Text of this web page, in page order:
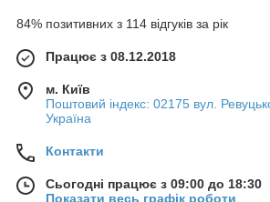
84% позитивних з 114 відгуків за рік
Працює з 08.12.2018
м. Київ
Поштовий індекс: 02175 вул.
Україна
Контакти
Сьогодні працює з 09:00 до 18:30
Показати весь графік роботи